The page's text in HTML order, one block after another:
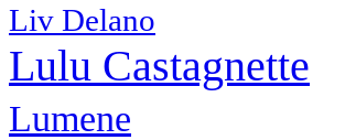
Liv Delano
Lulu Castagnette
Lumene